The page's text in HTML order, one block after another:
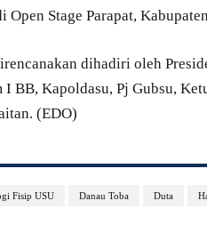
Open Stage Parapat,
dihadiri oleh
BB, Kapoldasu, Pj Gubsu,
(EDO)
Fisip USU Danau Toba Duta